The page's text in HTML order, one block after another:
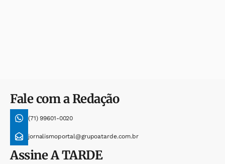
Fale com a Redação
(71) 99601-0020
jornalismoportal@grupoatarde.com.br
AssineA TARDE